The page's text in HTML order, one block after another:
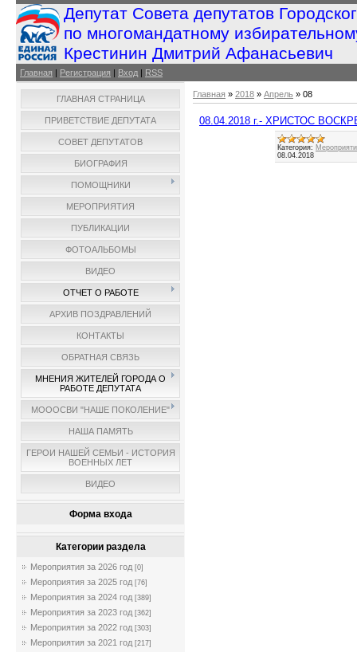
Депутат Совета депутатов
по многомандатному
Крестинин Дмитрий Афанасьевич
Главная | Регистрация | Вход | RSS
ГЛАВНАЯ СТРАНИЦА
ПРИВЕТСТВИЕ ДЕПУТАТА
СОВЕТ ДЕПУТАТОВ
БИОГРАФИЯ
ПОМОЩНИКИ
МЕРОПРИЯТИЯ
ПУБЛИКАЦИИ
ФОТОАЛЬБОМЫ
ВИДЕО
ОТЧЕТ О РАБОТЕ
АРХИВ ПОЗДРАВЛЕНИЙ
КОНТАКТЫ
ОБРАТНАЯ СВЯЗЬ
МНЕНИЯ ЖИТЕЛЕЙ ГОРОДА О
РАБОТЕ ДЕПУТАТА
МОООСВИ "НАШЕ ПОКОЛЕНИЕ"
НАША ПАМЯТЬ
ГЕРОИ НАШЕЙ СЕМЬИ - ИСТОРИЯ
ВОЕННЫХ ЛЕТ
ВИДЕО
Форма входа
Категории раздела
Мероприятия за 2026 год [0]
Мероприятия за 2025 год [76]
Мероприятия за 2024 год [389]
Мероприятия за 2023 год [362]
Мероприятия за 2022 год [303]
Мероприятия за 2021 год [217]
Главная » 2018 » Апрель » 08
08.04.2018 г.- ХРИСТОС
Категория:
08.04.2018